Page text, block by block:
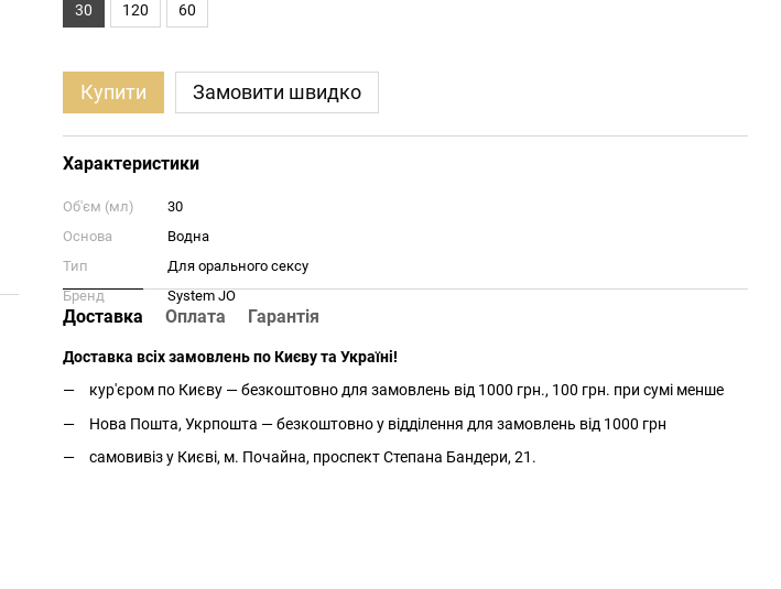
30 120 60
Купити Замовити швидко
Характеристики
Об'єм (мл)
30
Основа
Водна
Тип
Для орального сексу
Бренд
System JO
Доставка Оплата Гарантія
Доставка всіх замовлень по Києву та Україні!
кур'єром по Києву — безкоштовно для замовлень від 1000 грн., 100 грн. при сумі менше
Нова Пошта, Укрпошта — безкоштовно у відділення для замовлень від 1000 грн
самовивіз у Києві, м. Почайна, проспект Степана Бандери, 21.